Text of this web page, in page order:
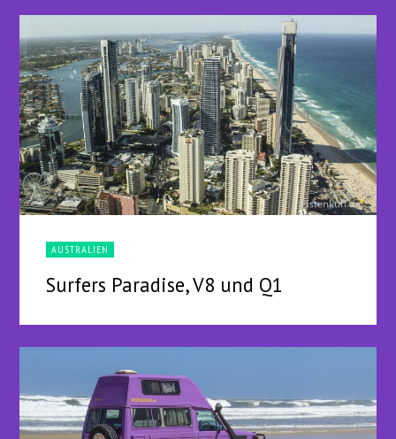
AUSTRALIEN
Surfers Paradise, V8 und Q1